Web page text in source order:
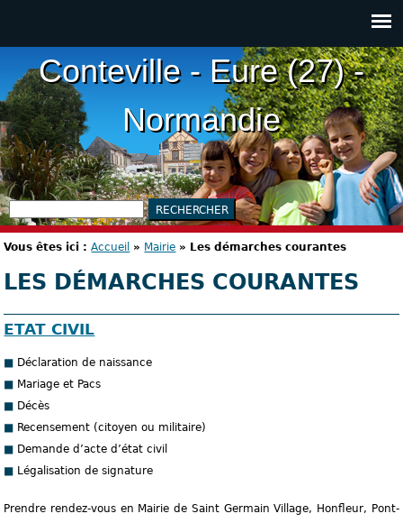
Conteville - Eure (27) -
Normandie
Vous êtes ici :Accueil » Mairie » Les démarches courantes
LES DÉMARCHES COURANTES
ETAT CIVIL
Déclaration de naissance
Mariage et Pacs
Décès
Recensement (citoyen ou militaire)
Demande d’acte d’état civil
Légalisation de signature
Prendre rendez-vous en Mairie de Saint Germain Village, Honfleur, Pont-